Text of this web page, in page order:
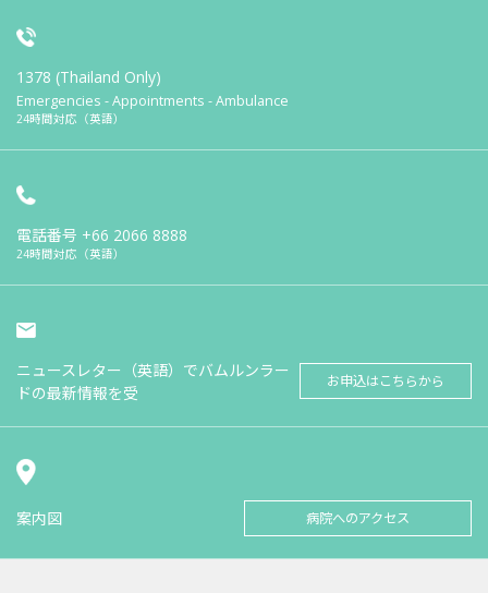
1378 (Thailand Only)
Emergencies - Appointments - Ambulance
24時間対応（英語）
電話番号 +66 2066 8888
24時間対応（英語）
ニュースレター（英語）でバムルンラー
ドの最新情報を受
お申込はこちらから
案内図 病院へのアクセス